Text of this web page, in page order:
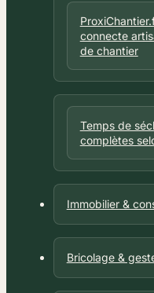
connecte
de chantier
Temps de
complètes
Immobilier &
Bricolage &